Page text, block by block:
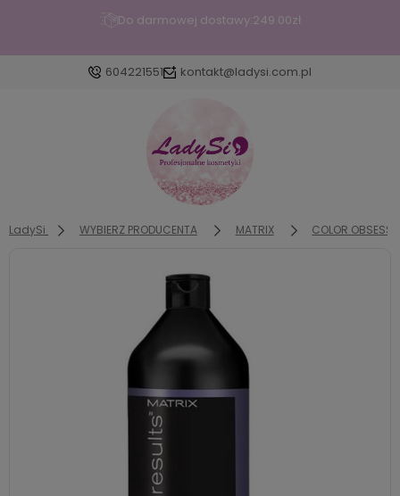
Wypróbuj wcierkę pobudzającą włosy Borovsky Baby Hair z
604221551 kontakt@ladysi.com.pl
Zaloguj się
Załóż konto
zaloguj się, aby przywrócić dodane produkty do
listy z poprzedniej sesji.
LadySi WYBIERZ PRODUCENTA MATRIX COLOR